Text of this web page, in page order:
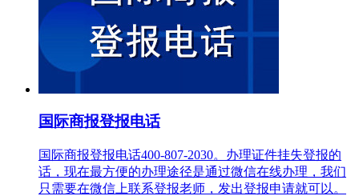
国际商报登报电话
国际商报登报电话400-807-2030。办理证件挂失登报的
话，现在最方便的办理途径是通过微信在线办理，我们
只需要在微信上联系登报老师，发出登报申请就可以。